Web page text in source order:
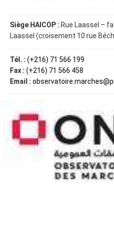
Siège HAICOP : Rue Laassel –
Laassel (croisement 10 rue
Tél. : (+216) 71 566 199
Fax : (+216) 71 566 458
Email :